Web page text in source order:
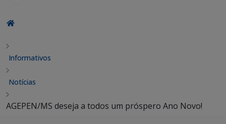
Informativos
Notícias
AGEPEN/MS deseja a todos um próspero Ano Novo!